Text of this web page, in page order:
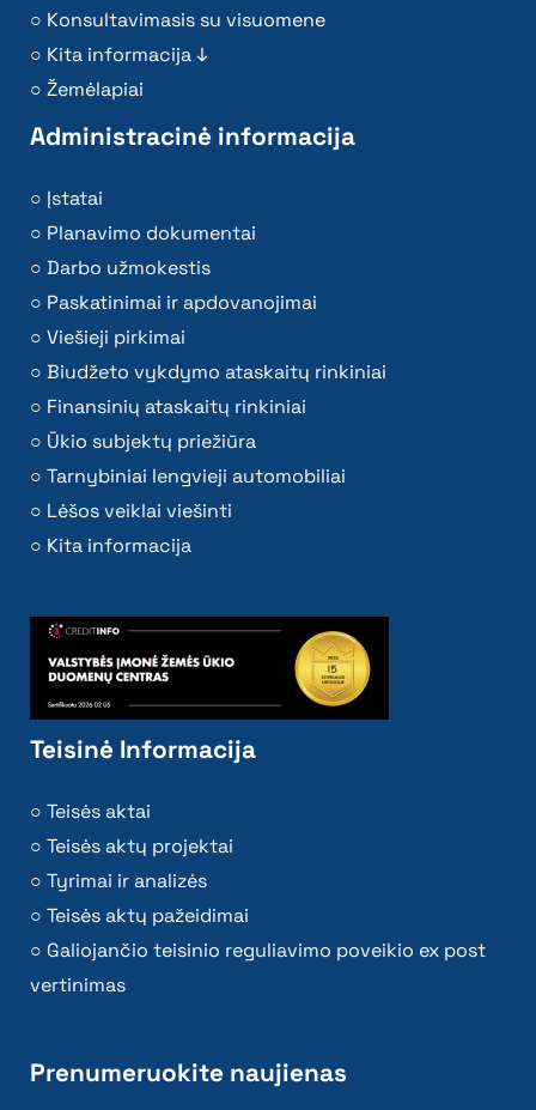
Konsultavimasis su visuomene
Kita informacija ↓
Žemėlapiai
Administracinė informacija
Įstatai
Planavimo dokumentai
Darbo užmokestis
Paskatinimai ir apdovanojimai
Viešieji pirkimai
Biudžeto vykdymo ataskaitų rinkiniai
Finansinių ataskaitų rinkiniai
Ūkio subjektų priežiūra
Tarnybiniai lengvieji automobiliai
Lėšos veiklai viešinti
Kita informacija
Teisinė Informacija
Teisės aktai
Teisės aktų projektai
Tyrimai ir analizės
Teisės aktų pažeidimai
Galiojančio teisinio reguliavimo poveikio ex post
vertinimas
Prenumeruokite naujienas